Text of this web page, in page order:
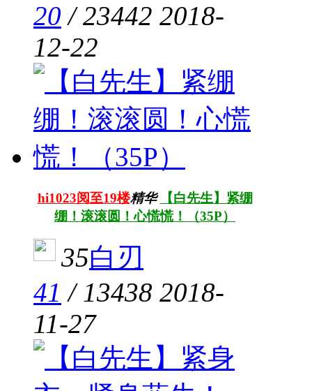
20 /23442 2018-
12-22
hi1023阅至19楼精华
【白先生】紧绷
绷！滚滚圆！心慌慌！（35P）
35白刃
41 / 13438 2018-
11-27